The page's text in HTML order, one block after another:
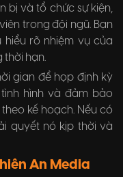
bị và tổ chức sự kiện,
trong đội ngũ. Bạn
rõ nhiệm vụ của
thời hạn.
gian để họp định kỳ
hình và đảm bảo
kế hoạch. Nếu có
quyết nó kịp thời và
An Media